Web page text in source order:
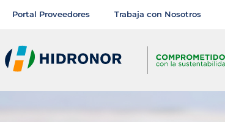
Portal Proveedores Trabaja con Nosotros